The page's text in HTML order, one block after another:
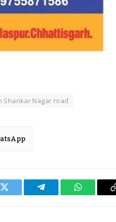
Shankar Nagar road
Twitter Telegram WhatsApp